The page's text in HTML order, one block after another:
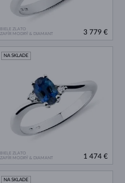
BIELE ZLATO
ZAFÍR MODRÝ & DIAMANT
3 779 €
BIELE ZLATO
ZAFÍR MODRÝ & DIAMANT
NA SKLADE
1 474 €
NA SKLADE